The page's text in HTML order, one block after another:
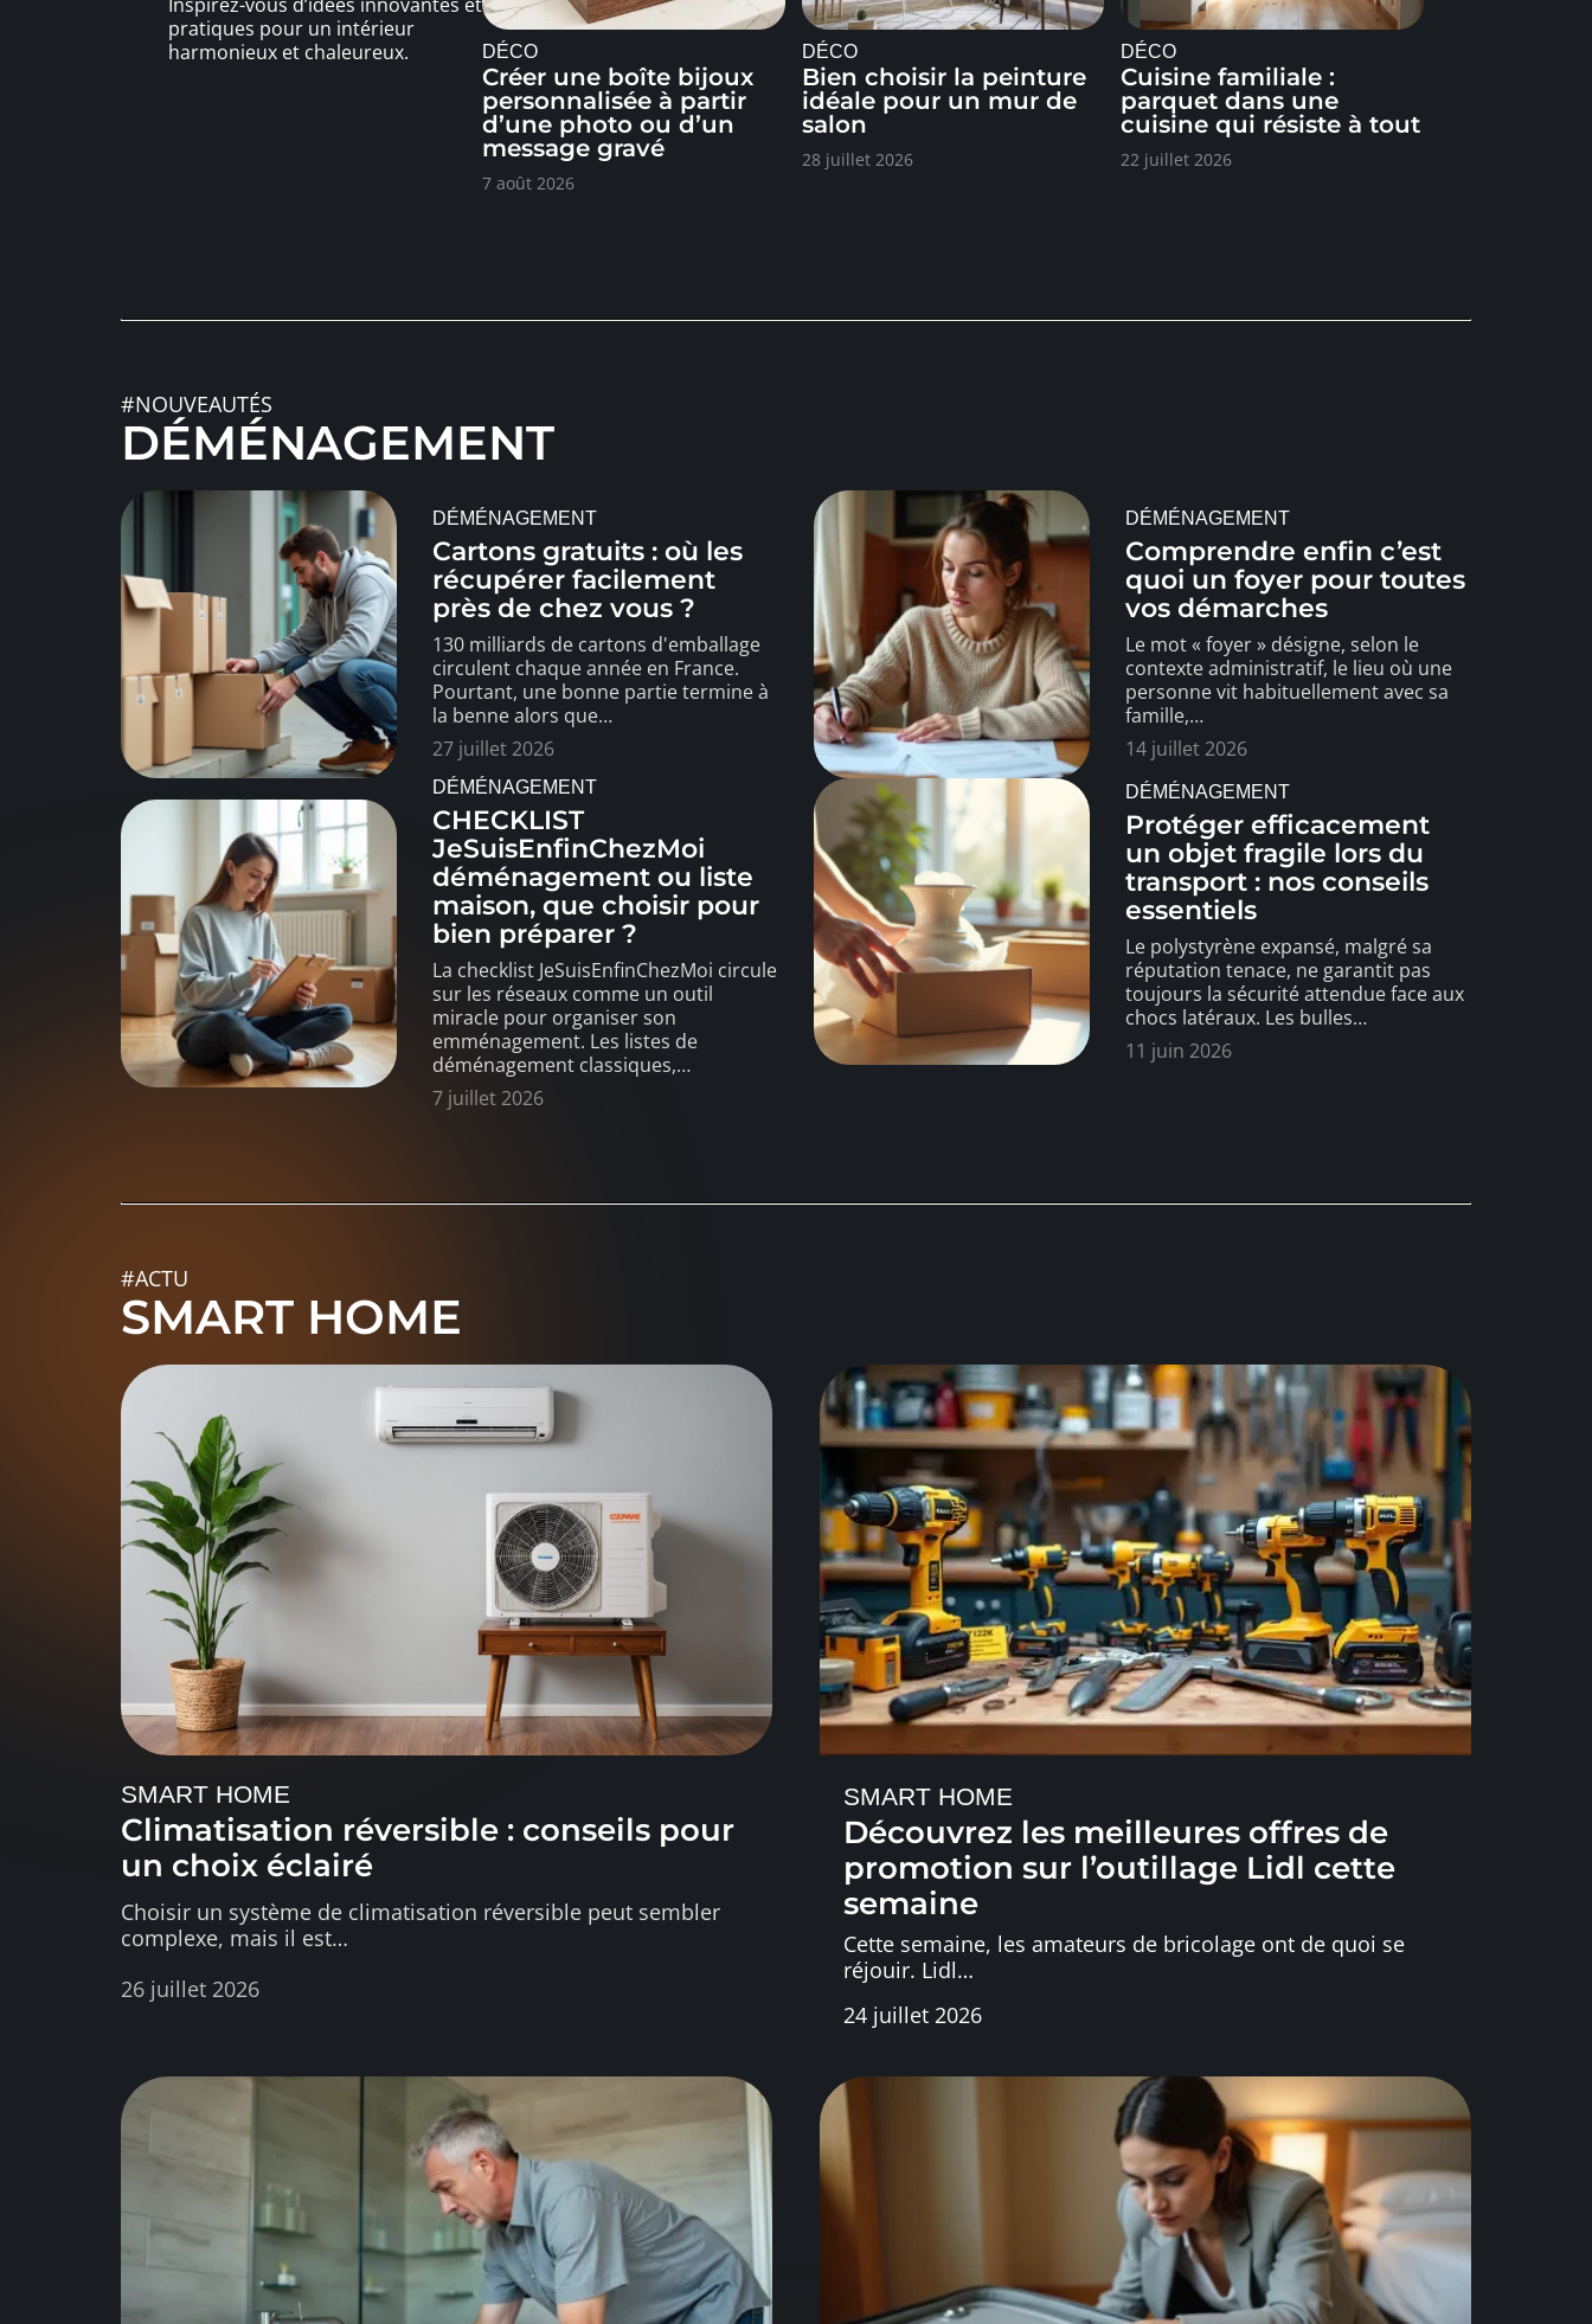
pratiques pour un intérieur
harmonieux et chaleureux.
DÉCO
Créer une boîte bijoux
personnalisée à partir
d’une photo ou d’un
message gravé
7 août 2026
DÉCO
Bien choisir la peinture
idéale pour un mur de
salon
28 juillet 2026
DÉCO
Cuisine familiale :
parquet dans une
cuisine qui résiste à tout
22 juillet 2026
#NOUVEAUTÉS
DÉMÉNAGEMENT
DÉMÉNAGEMENT
Cartons gratuits : où les
récupérer facilement
près de chez vous ?
130 milliards de cartons d'emballage
circulent chaque année en France.
Pourtant, une bonne partie termine à
la benne alors que…
27 juillet 2026
DÉMÉNAGEMENT
Comprendre enfin c’est
quoi un foyer pour toutes
vos démarches
Le mot « foyer » désigne, selon le
contexte administratif, le lieu où une
personne vit habituellement avec sa
famille,…
14 juillet 2026
DÉMÉNAGEMENT
CHECKLIST
JeSuisEnfinChezMoi
déménagement ou liste
maison, que choisir pour
bien préparer ?
La checklist JeSuisEnfinChezMoi circule
sur les réseaux comme un outil
miracle pour organiser son
emménagement. Les listes de
déménagement classiques,…
7 juillet 2026
DÉMÉNAGEMENT
Protéger efficacement
un objet fragile lors du
transport : nos conseils
essentiels
Le polystyrène expansé, malgré sa
réputation tenace, ne garantit pas
toujours la sécurité attendue face aux
chocs latéraux. Les bulles…
11 juin 2026
#ACTU
SMART HOME
SMART HOME
Climatisation réversible : conseils pour
un choix éclairé
Choisir un système de climatisation réversible peut sembler
complexe, mais il est…
26 juillet 2026
SMART HOME
Découvrez les meilleures offres de
promotion sur l’outillage Lidl cette
semaine
Cette semaine, les amateurs de bricolage ont de quoi se
réjouir. Lidl…
24 juillet 2026